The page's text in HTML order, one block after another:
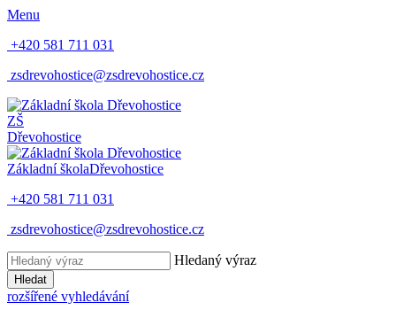
Menu
+420 581 711 031
zsdrevohostice@zsdrevohostice.cz
ZŠ
Dřevohostice
Základní školaDřevohostice
+420 581 711 031
zsdrevohostice@zsdrevohostice.cz
Hledaný výraz
Hledat
rozšířené vyhledávání